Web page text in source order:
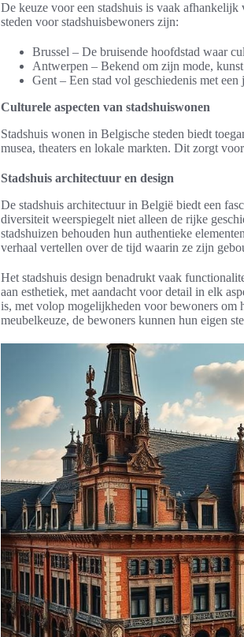
De keuze voor een stadshuis is vaak
steden voor stadshuisbewoners zijn:
Brussel – De bruisende hoofdstad waar
Antwerpen – Bekend om zijn mode,
Gent – Een stad vol geschiedenis met een
Culturele aspecten van stadshuiswonen
Stadshuis wonen in Belgische steden biedt
musea, theaters en lokale markten. Dit zorgt
Stadshuis architectuur en design
De stadshuis architectuur in België biedt een
diversiteit weerspiegelt niet alleen de rijke
stadshuizen behouden hun authentieke
verhaal vertellen over de tijd waarin ze zijn
Het stadshuis design benadrukt vaak
aan esthetiek, met aandacht voor detail in elk
is, met volop mogelijkheden voor bewoners om
meubelkeuze, de bewoners kunnen hun eigen